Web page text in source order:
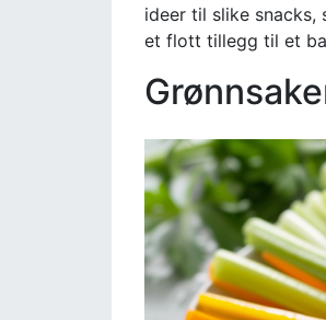
ideer til slike
et flott tillegg til et